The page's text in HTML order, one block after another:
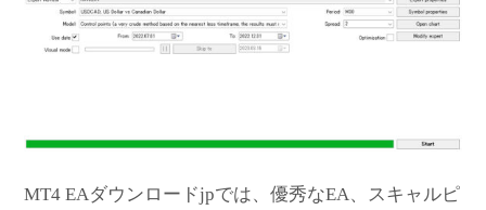
MT4 EAダウンロードjpでは、優秀なEA、スキャルピ